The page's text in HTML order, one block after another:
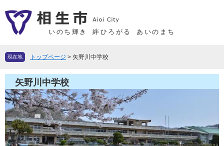
ー
先
す
。
ニ
を
し
て
本
文
へ
いのち輝き 絆ひろがる あいのまち
現在地 トップページ > 矢野川中学校
矢野川中学校